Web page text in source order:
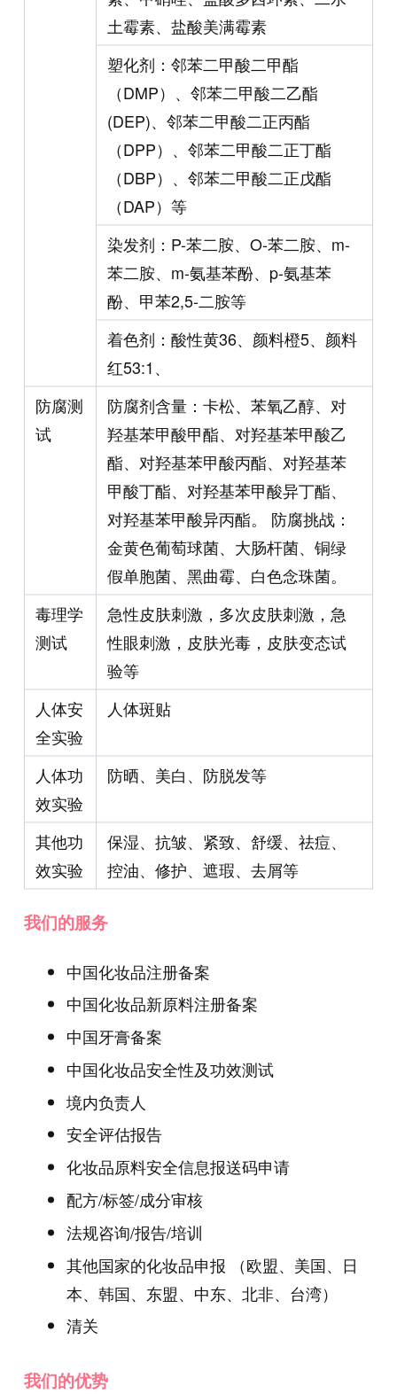
土霉素、盐酸美满霉素
塑化剂：邻苯二甲酸二甲酯
（DMP）、邻苯二甲酸二乙酯
(DEP)、邻苯二甲酸二正丙酯
（DPP）、邻苯二甲酸二正丁酯
（DBP）、邻苯二甲酸二正戊酯
（DAP）等
染发剂：P-苯二胺、O-苯二胺、m-
苯二胺、m-氨基苯酚、p-氨基苯
酚、甲苯2,5-二胺等
着色剂：酸性黄36、颜料橙5、颜料
红53:1、
防腐测
试
防腐剂含量：卡松、苯氧乙醇、对
羟基苯甲酸甲酯、对羟基苯甲酸乙
酯、对羟基苯甲酸丙酯、对羟基苯
甲酸丁酯、对羟基苯甲酸异丁酯、
对羟基苯甲酸异丙酯。 防腐挑战：
金黄色葡萄球菌、大肠杆菌、铜绿
假单胞菌、黑曲霉、白色念珠菌。
毒理学
测试
急性皮肤刺激，多次皮肤刺激，急
性眼刺激，皮肤光毒，皮肤变态试
验等
人体安
全实验
人体斑贴
人体功
效实验
防晒、美白、防脱发等
其他功
效实验
保湿、抗皱、紧致、舒缓、祛痘、
控油、修护、遮瑕、去屑等
我们的服务
中国化妆品注册备案
中国化妆品新原料注册备案
中国牙膏备案
中国化妆品安全性及功效测试
境内负责人
安全评估报告
化妆品原料安全信息报送码申请
配方/标签/成分审核
法规咨询/报告/培训
其他国家的化妆品申报 （欧盟、美国、日
本、韩国、东盟、中东、北非、台湾）
清关
我们的优势